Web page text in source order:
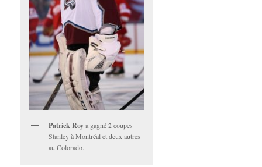
Patrick Roya gagné 2 coupes
Stanley à Montréal et deux autres
au Colorado.